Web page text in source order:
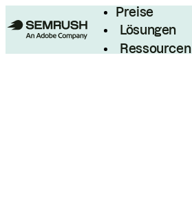
Preise
Lösungen
Ressourcen